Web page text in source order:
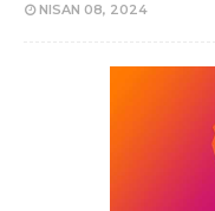
NISAN 08, 2024